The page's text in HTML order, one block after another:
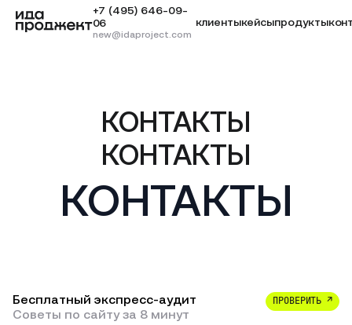
+7 (495) 646-09-
06
new@idaproject.com
клиентыкейсыпродукты
КОНТАКТЫ
КОНТАКТЫ
КОНТАКТЫ
Бесплатный экспресс-аудит
Советы по сайту за 8 минут
ПРОВЕРИТЬ ↗